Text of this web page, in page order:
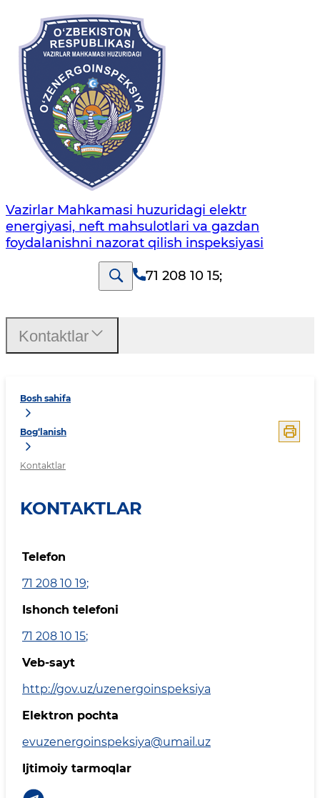
Vazirlar Mahkamasi huzuridagi elektr
energiyasi, neft mahsulotlari va gazdan
foydalanishni nazorat qilish inspeksiyasi
71 208 10 15;
Bosh sahifa
Bog‘lanish
Kontaktlar
KONTAKTLAR
Telefon
71 208 10 19;
Ishonch telefoni
71 208 10 15;
Veb-sayt
http://gov.uz/uzenergoinspeksiya
Elektron pochta
evuzenergoinspeksiya@umail.uz
Ijtimoiy tarmoqlar
Kontaktlar